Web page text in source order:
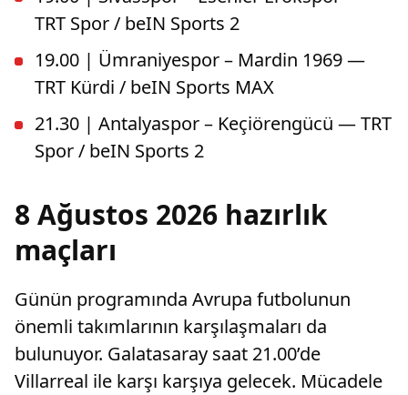
TRT Spor / beIN Sports 2
19.00 | Ümraniyespor – Mardin 1969 —
TRT Kürdi / beIN Sports MAX
21.30 | Antalyaspor – Keçiörengücü — TRT
Spor / beIN Sports 2
8 Ağustos 2026 hazırlık
maçları
Günün programında Avrupa futbolunun
önemli takımlarının karşılaşmaları da
bulunuyor. Galatasaray saat 21.00’de
Villarreal ile karşı karşıya gelecek. Mücadele